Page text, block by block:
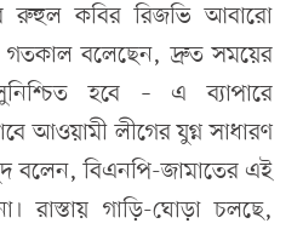
রুহুল কবির রিজভি আবারো
বলেছেন, দ্রুত সময়ের
হবে – এ ব্যাপারে
আওয়ামী লীগের যুগ্ন সাধারণ
বলেন, বিএনপি-জামাতের এই
রাস্তায় গাড়ি-ঘোড়া চলছে,